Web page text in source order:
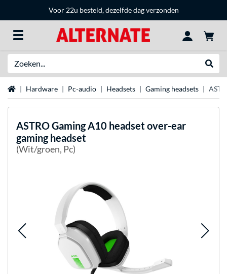
Voor 22u besteld, dezelfde dag verzonden
Home Hardware Pc-audio Headsets Gaming headsets
ASTRO GamingA10 headset over-ear
gaming headset
(Wit/groen, Pc)